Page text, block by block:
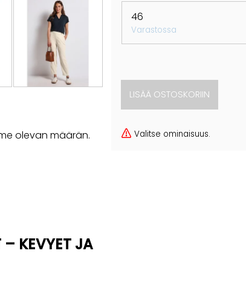
46
Varastossa
Valitse ominaisuus.
olevan määrän.
– KEVYET JA